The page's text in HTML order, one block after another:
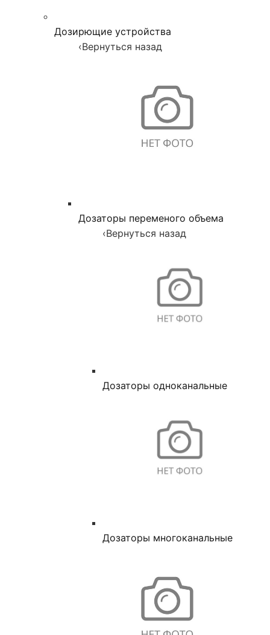
Дозирющие устройства
‹Вернуться назад
Дозаторы переменого объема
‹Вернуться назад
Дозаторы одноканальные
Дозаторы многоканальные